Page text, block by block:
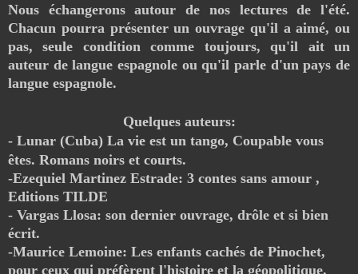
Nous échangerons autour de nos lectures de l'été.
Chacun pourra présenter un ouvrage qu'il a aimé, ou
pas, seule condition comme toujours, qu'il ait un
auteur de langue espagnole ou qu'il parle d'un pays de
langue espagnole.
Quelques auteurs:
- Lunar (Cuba) La vie est un tango, Coupable vous
êtes. Romans noirs et courts.
-Ezequiel Martinez Estrade: 3 contes sans amour ,
Editions TILDE
- Vargas Llosa: son dernier ouvrage, drôle et si bien
écrit.
-Maurice Lemoine: Les enfants cachés de Pinochet,
pour ceux qui préfèrent l'histoire et la géopolitique.